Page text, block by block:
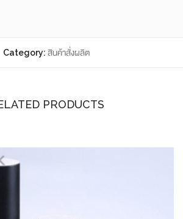
Category: สินค้าสั่งผลิต
PRODUCTS